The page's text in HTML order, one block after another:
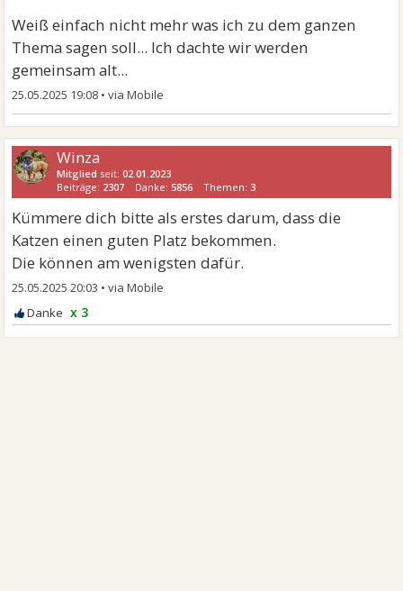
Weiß einfach nicht mehr was ich zu dem ganzen
Thema sagen soll... Ich dachte wir werden
gemeinsam alt...
25.05.2025 19:08 •
Winza
Mitglied seit:02.01.2023
Beiträge: 2307 Danke:5856 Themen:3
Kümmere dich bitte als erstes darum, dass die
Katzen einen guten Platz bekommen.
Die können am wenigsten dafür.
25.05.2025 20:03 •
x 3